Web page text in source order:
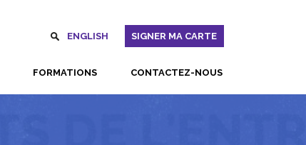
ENGLISH SIGNER MA CARTE
FORMATIONS CONTACTEZ-NOUS